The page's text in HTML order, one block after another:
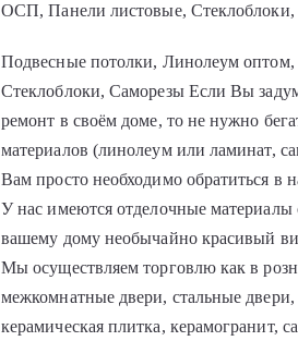
ОСП, Панели листовые,
Подвесные потолки, Линолеум
Стеклоблоки, Саморезы Если Вы
ремонт в своём доме, то не нужно
материалов (линолеум или ламинат,
Вам просто необходимо обратиться
У нас имеются отделочные материалы
вашему дому необычайно красивый
Мы осуществляем торговлю как в
межкомнатные двери, стальные
керамическая плитка, керамогранит,